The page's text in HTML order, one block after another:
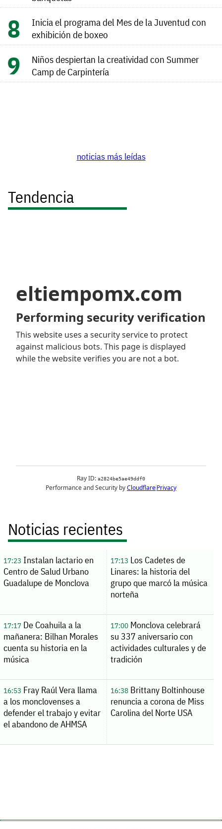
Inicia el programa del Mes de la Juventud con
exhibición de boxeo
Niños despiertan la creatividad con Summer
Camp de Carpintería
noticias más leídas
Tendencia
Noticias recientes
17:23 Instalan lactario en
Centro de Salud Urbano
Guadalupe de Monclova
17:13 Los Cadetes de
Linares: la historia del
grupo que marcó la música
norteña
17:17De Coahuila a la
mañanera: Bilhan Morales
cuenta su historia en la
música
17:00Monclova celebrará
su 337 aniversario con
actividades culturales y de
tradición
16:53 Fray Raúl Vera llama
a los monclovenses a
defender el trabajo y evitar
el abandono de AHMSA
16:38Brittany Boltinhouse
renuncia a corona de Miss
Carolina del Norte USA